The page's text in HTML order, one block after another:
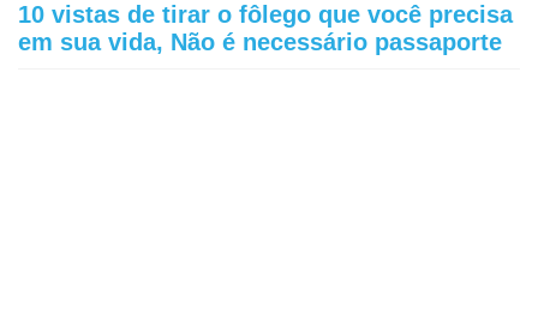
10 vistas de tirar o fôlego que você precisa
em sua vida, Não é necessário passaporte